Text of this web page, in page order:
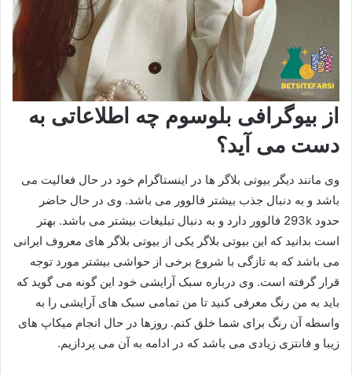
از بیوگرافی بلوسوم چه اطلاعاتی به
دست می آید؟
وی مانند دیگر بیوتی بلاگر ها در اینستاگرام خود در حال فعالیت می
باشد و به دنبال جذب بیشتر فالوور می باشد. وی در حال حاضر
حدود 293k فالوور دارد و به دنبال تبلیغات بیشتر می باشد. بهتر
است بدانید که این بیوتی بلاگر یکی از بیوتی بلاگر های معروف ایرانی
می باشد که به تازگی با شروع برخی از حواشی بیشتر مورد توجه
قرار گرفته است. وی درباره سبک آرایشی خود این گونه می گوید که
باید به من رنگ معرفی کنید تا من تمامی سبک های آرایشی را به
واسطه آن رنگ برای شما خلق کنم. روزها در حال انجام میکاپ های
زیبا و فانتزی زیادی می باشد که در ادامه به آن می پردازیم.